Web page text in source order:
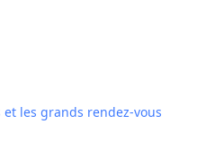
et les grands rendez-vous